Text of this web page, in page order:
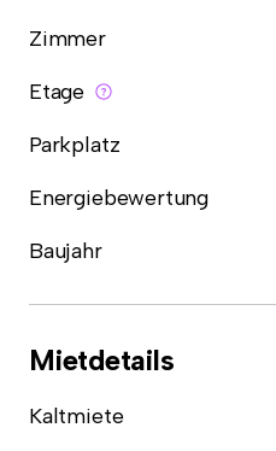
Zimmer
Etage
Parkplatz
Energiebewertung
Baujahr
Mietdetails
Kaltmiete